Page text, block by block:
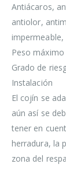
Antiácaros,
antiolor,
impermeable,
Peso
Grado de
Instalación
El cojín se
aún así se
tener en
herradura, la
zona del